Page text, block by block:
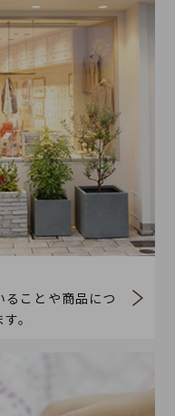
ることや商品につ
。